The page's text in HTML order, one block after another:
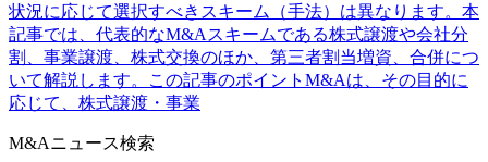
状況に応じて選択すべきスキーム（手法）は異なります。本
記事では、代表的なM&Aスキームである株式譲渡や会社分
割、事業譲渡、株式交換のほか、第三者割当増資、合併につ
いて解説します。この記事のポイントM&Aは、その目的に
応じて、株式譲渡・事業
M&Aニュース検索